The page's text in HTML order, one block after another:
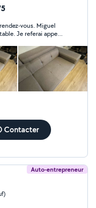
et en menuiserie, je
monter des
des espaces,
effectuer divers
et matelas.
mes compétences
dans vos projets.
discuter ! À
vous. Miguel
Je referai appel
Contacter
Auto-entrepreneur